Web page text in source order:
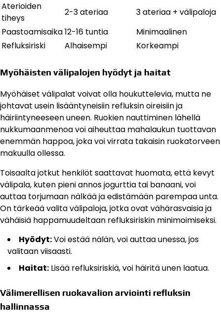
Aterioiden
tiheys
2-3 ateriaa
3 ateriaa + välipaloja
Paastoamisaika12-16 tuntia
Minimaalinen
Refluksiriski
Alhaisempi Korkeampi
Myöhäisten välipalojen hyödyt ja haitat
Myöhäiset välipalat voivat olla houkuttelevia, mutta ne
johtavat usein lisääntyneisiin refluksin oireisiin ja
häiriintyneeseen uneen. Ruokien nauttiminen lähellä
nukkumaanmenoa voi aiheuttaa mahalaukun tuottavan
enemmän happoa, joka voi virrata takaisin ruokatorveen
makuulla ollessa.
Toisaalta jotkut henkilöt saattavat huomata, että kevyt
välipala, kuten pieni annos jogurttia tai banaani, voi
auttaa torjumaan nälkää ja edistämään parempaa unta.
On tärkeää valita välipaloja, jotka ovat vähärasvaisia ja
vähäisiä happamuudeltaan refluksiriskin minimoimiseksi.
Hyödyt:Voi estää nälän, voi auttaa unessa, jos
valitaan viisaasti.
Haitat: Lisää refluksiriskiä, voi häiritä unen laatua.
Välimerellisen ruokavalion arviointi refluksin
hallinnassa